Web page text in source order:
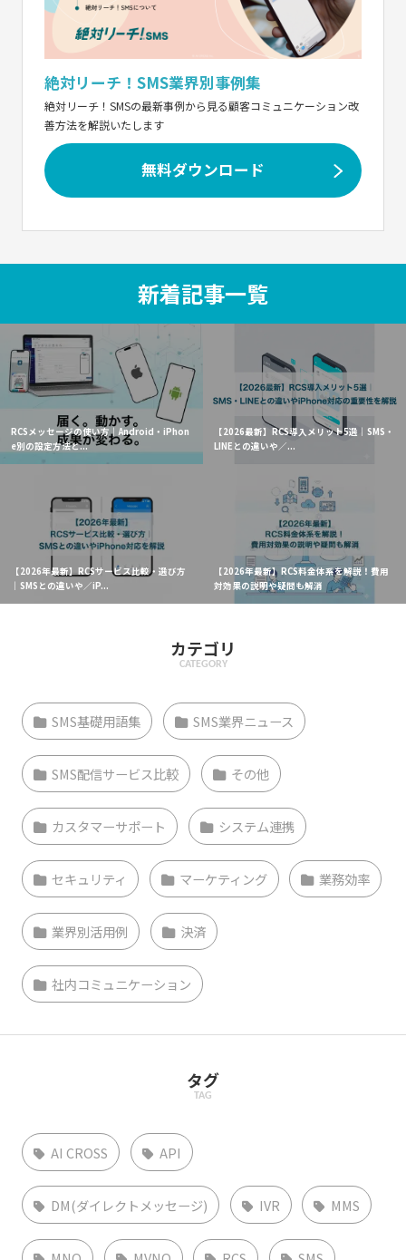
絶対リーチ！SMS業界別事例集
絶対リーチ！SMSの最新事例から見る顧客コミュニケーション改
善方法を解説いたします
無料ダウンロード
新着記事一覧
RCSメッセージの使い方｜Android・iPhon
e別の設定方法と...
【2026最新】RCS導入メリット5選｜SMS・
LINEとの違いや／...
【2026年最新】RCSサービス比較・選び方
｜SMSとの違いや／iP...
【2026年最新】RCS料金体系を解説！費用
対効果の説明や疑問も解消
カテゴリ
CATEGORY
SMS基礎用語集 SMS業界ニュース
SMS配信サービス比較 その他
カスタマーサポート システム連携
セキュリティ マーケティング 業務効率
業界別活用例 決済
社内コミュニケーション
タグ
TAG
AI CROSS API
DM(ダイレクトメッセージ) IVR MMS